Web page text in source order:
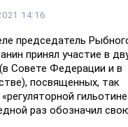
14:16
председатель
принял участие в
Совете Федерации и в
посвященных, так
раз обозначил